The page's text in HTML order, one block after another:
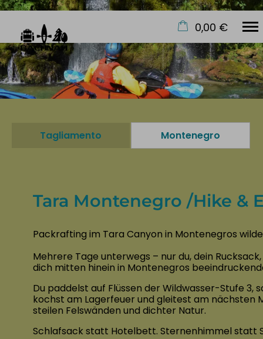
Start
Kurse
Hike & Explore
0,00 €
×
Warenkorb ist leer
Tagliamento Montenegro
Tara Montenegro /Hike &
Packrafting im Tara Canyon in Montenegros
Mehrere Tage unterwegs – nur du, dein
dich mitten hinein in Montenegros
Du paddelst auf Flüssen der Wildwasser-Stufe
kochst am Lagerfeuer und gleitest am nächsten
steilen Felswänden und dichter Natur.
Schlafsack statt Hotelbett. Sternenhimmel statt